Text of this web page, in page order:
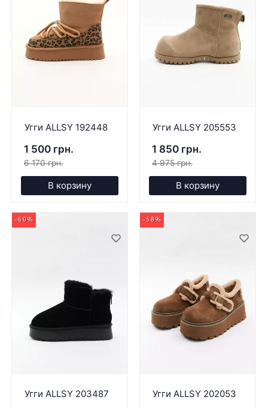
Угги ALLSY 192448
1 500 грн.
6 170 грн.
В корзину
Угги ALLSY 205553
1 850 грн.
4 975 грн.
В корзину
-60%
Угги ALLSY 203487
-58%
Угги ALLSY 202053